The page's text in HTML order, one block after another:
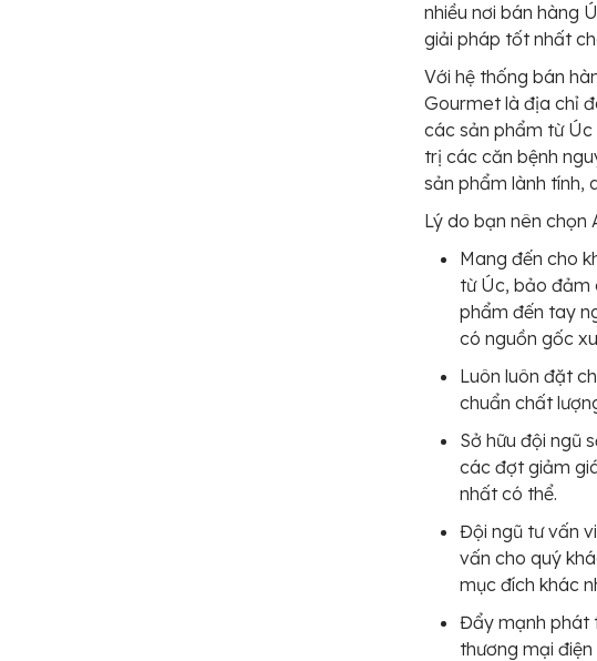
nhiều nơi bán hàng
giải pháp tốt nhất
Với hệ thống bán
Gourmet là địa chỉ
các sản phẩm từ Úc
trị các căn bệnh
sản phẩm lành tính,
Lý do bạn nên chọn
Mang đến cho
từ Úc, bảo đảm
phẩm đến tay
có nguồn gốc
Luôn luôn đặt
chuẩn chất
Sở hữu đội ngũ
các đợt giảm
nhất có thể.
Đội ngũ tư vấn
vấn cho quý
mục đích khác
Đẩy mạnh phát
thương mại